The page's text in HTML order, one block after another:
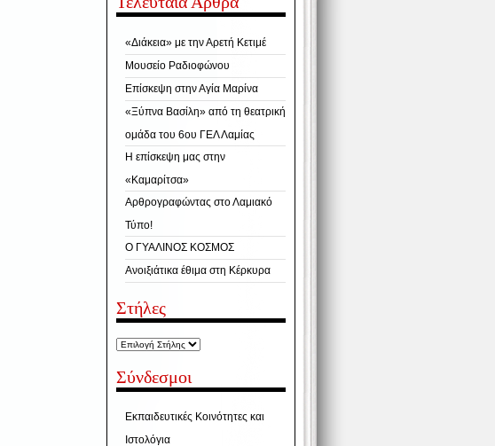
«Διάκεια» με την Αρετή Κετιμέ
Μουσείο Ραδιοφώνου
Επίσκεψη στην Αγία Μαρίνα
«Ξύπνα Βασίλη» από τη θεατρική
ομάδα του 6ου ΓΕΛ Λαμίας
Η επίσκεψη μας στην
«Καμαρίτσα»
Αρθρογραφώντας στο Λαμιακό
Τύπο!
Ο ΓΥΑΛΙΝΟΣ ΚΟΣΜΟΣ
Ανοιξιάτικα έθιμα στη Κέρκυρα
Στήλες
Σύνδεσμοι
Εκπαιδευτικές Κοινότητες και
Ιστολόγια